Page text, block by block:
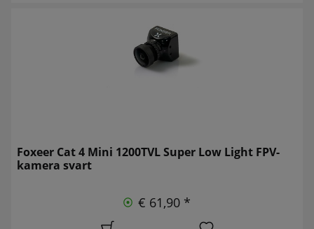
Foxeer Cat 4 Mini 1200TVL Super Low Light FPV-
kamera svart
€ 61,90 *